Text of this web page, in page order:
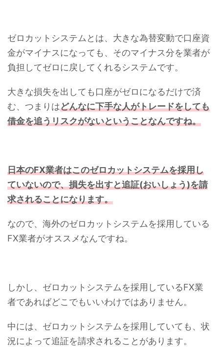
ゼロカットシステムとは、大きな為替変動で口座資
金がマイナスになっても、そのマイナス分を業者が
負担してゼロに戻してくれるシステムです。
大きな損失を出しても口座がゼロになるだけで済
む、つまりはどんなに下手な人がトレードをしても
借金を追うリスクがないということなんですね。
日本のFX業者はこのゼロカットシステムを採用し
ていないので、損失を出すと追証(おいしょう)を請
求されることになります。
なので、海外のゼロカットシステムを採用している
FX業者がオススメなんですね。
しかし、ゼロカットシステムを採用しているFX業
者であればどこでもいいわけではありません。
中には、ゼロカットシステムを採用していても、状
況によって追証を請求されることがあります。